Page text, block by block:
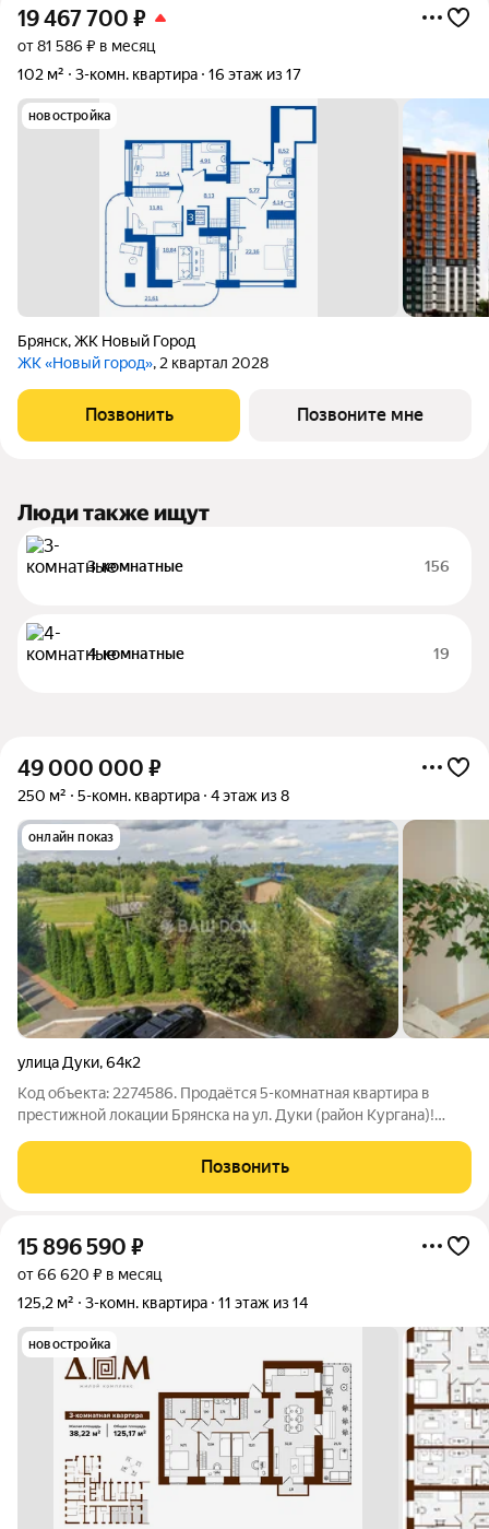
19 467 700 ₽
от 81 586 ₽ в месяц
102 м²
3-комн. квартира 16 этаж из 17
новостройка
Брянск,ЖК Новый Город
ЖК «Новый город», 2 квартал 2028
Позвонить Позвоните мне
Люди также ищут
3-комнатные 156
4-комнатные 19
49 000 000 ₽
250 м² 5-комн. квартира 4 этаж из 8
онлайн показ
улица Дуки,64к2
Код объекта: 2274586. Продаётся 5-комнатная квартира в
престижной локации Брянска на ул. Дуки (район Кургана)!
востребованных районов города? Эта квартира идеальный
выбор для тех, кто ценит комфорт,
Позвонить
15 896 590 ₽
от 66 620 ₽ в месяц
125,2 м²
3-комн. квартира 11 этаж из 14
новостройка